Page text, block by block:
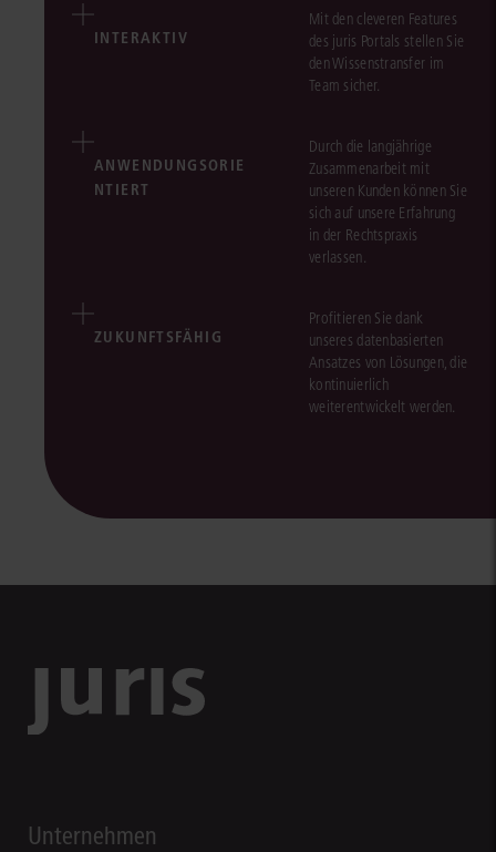
INTERAKTIV
Mit den cleveren Features
des juris Portals stellen Sie
den Wissenstransfer im
Team sicher.
ANWENDUNGSORIE
NTIERT
Durch die langjährige
Zusammenarbeit mit
unseren Kunden können Sie
sich auf unsere Erfahrung
in der Rechtspraxis
verlassen.
ZUKUNFTSFÄHIG
Profitieren Sie dank
unseres datenbasierten
Ansatzes von Lösungen, die
kontinuierlich
weiterentwickelt werden.
Unternehmen